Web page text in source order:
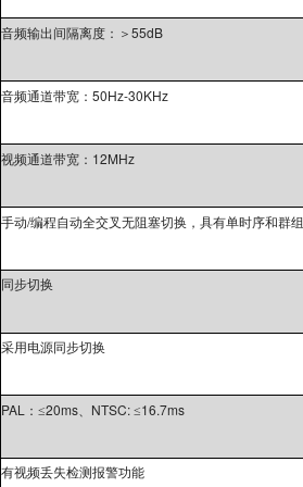
音频输出间隔离度： ＞ 55dB
音频通道带宽： 50Hz-30KHz
视频通道带宽： 12MHz
手动/编程自动全交叉无阻塞切换，具有单时序和群
同步切换
采用电源同步切换
PAL ： ≤20ms、 NTSC: ≤16.7ms
有视频丢失检测报警功能